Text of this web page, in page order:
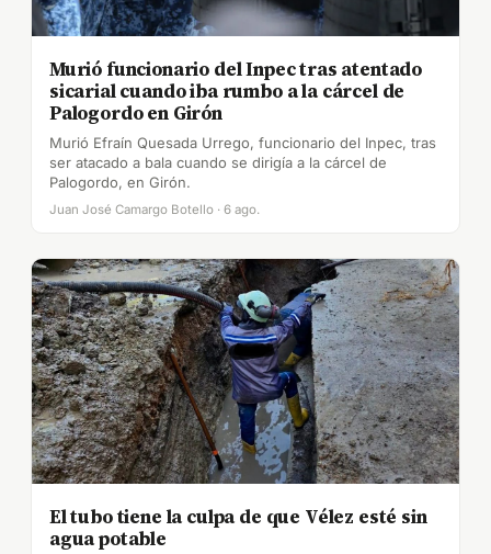
Murió funcionario del Inpec tras atentado
sicarial cuando iba rumbo a la cárcel de
Palogordo en Girón
Murió Efraín Quesada Urrego, funcionario del Inpec, tras
ser atacado a bala cuando se dirigía a la cárcel de
Palogordo, en Girón.
Juan José Camargo Botello · 6 ago.
El tubo tiene la culpa de que Vélez esté sin
agua potable